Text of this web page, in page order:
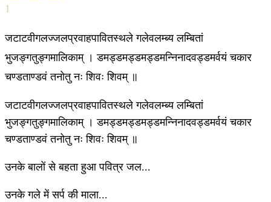
1
जटाटवीगलज्जलप्रवाहपावितस्थले गलेवलम्ब्य लम्बितां
भुजङ्गतुङ्गमालिकाम् । डमड्डमड्डमड्डमन्निनादवड्डमर्वयं चकार
चण्डताण्डवं तनोतु नः शिवः शिवम् ॥
जटाटवीगलज्जलप्रवाहपावितस्थले गलेवलम्ब्य लम्बितां
भुजङ्गतुङ्गमालिकाम् । डमड्डमड्डमड्डमन्निनादवड्डमर्वयं चकार
चण्डताण्डवं तनोतु नः शिवः शिवम् ॥
उनके बालों से बहता हुआ पवित्र जल...
उनके गले में सर्प की माला...